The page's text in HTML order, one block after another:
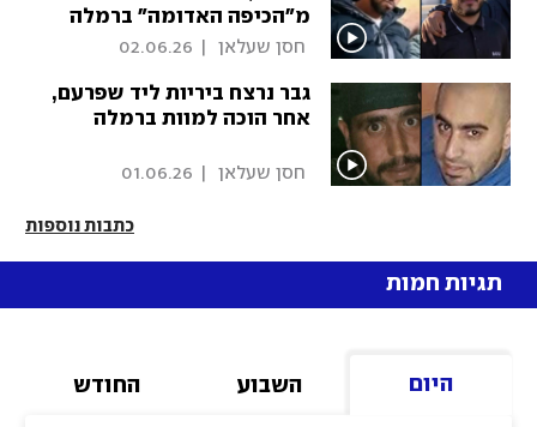
מ"הכיפה האדומה" ברמלה
חסן שעלאן 02.06.26
גבר נרצח ביריות ליד שפרעם,
אחר הוכה למוות ברמלה
חסן שעלאן 01.06.26
כתבות נוספות
תגיות חמות
היום השבוע החודש